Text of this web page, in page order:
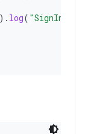
log( "SignIn